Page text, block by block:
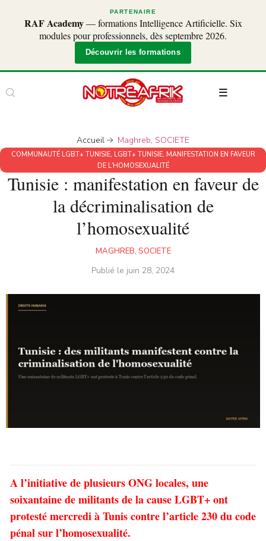
PARTENAIRE
RAF Academy— formations Intelligence Artificielle. Six
modules pour professionnels, dès septembre 2026.
Découvrir les formations
Accueil Maghreb, SOCIETE
COMMUNAUTÉ LGBT+ TUNISIE, LGBT+ TUNISIE, MANIFESTATION EN FAVEUR
DE L'HOMOSEXUALITÉ
Tunisie : manifestation en faveur de
la décriminalisation de
l’homosexualité
MAGHREB, SOCIETE
Publié le juin 28, 2024
A l’initiative de plusieurs ONG locales, une
soixantaine de militants de la cause LGBT+ ont
protesté mercredi à Tunis contre l’article 230 du code
pénal sur l’homosexualité.